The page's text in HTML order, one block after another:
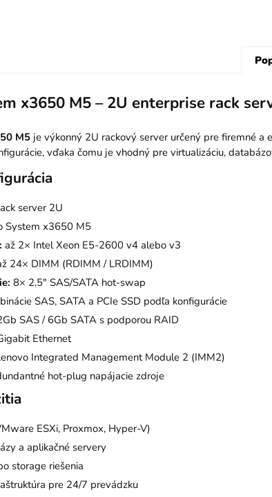
x3650 M5 – 2U enterprise rack
M5je výkonný 2U rackový server určený pre firemné a
vďaka čomu je vhodný pre virtualizáciu,
server 2U
System x3650 M5
až 2× Intel Xeon E5-2600 v4 alebo v3
24× DIMM (RDIMM / LRDIMM)
8× 2,5" SAS/SATA hot-swap
SAS, SATA a PCIe SSD podľa konfigurácie
SAS / 6Gb SATA s podporou RAID
Ethernet
Integrated Management Module 2 (IMM2)
hot-plug napájacie zdroje
ESXi, Proxmox, Hyper-V)
a aplikačné servery
storage riešenia
pre 24/7 prevádzku